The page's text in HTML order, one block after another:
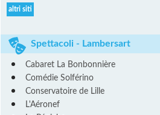
altri siti
Spettacoli - Lambersart
Cabaret La Bonbonnière
Comédie Solférino
Conservatoire de Lille
L'Aéronef